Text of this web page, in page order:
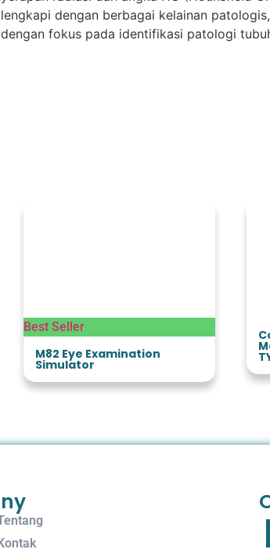
dengan berbagai kelainan
fokus pada identifikasi patologi
Best Seller
M82 Eye Examination
Simulator
Kontak